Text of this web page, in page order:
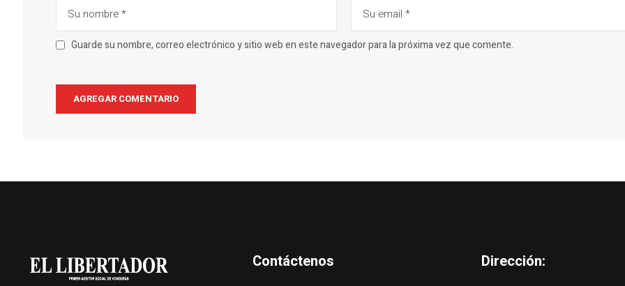
Guarde su nombre, correo electrónico y sitio web en este navegador para la próxima vez que comente.
Contáctenos Dirección: